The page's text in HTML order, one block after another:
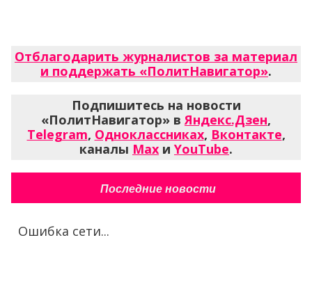
Отблагодарить журналистов за материал
и поддержать «ПолитНавигатор».
Подпишитесь на новости
«ПолитНавигатор» в Яндекс.Дзен,
Telegram, Одноклассниках, Вконтакте,
каналы Max и YouTube.
Последние новости
Ошибка сети...